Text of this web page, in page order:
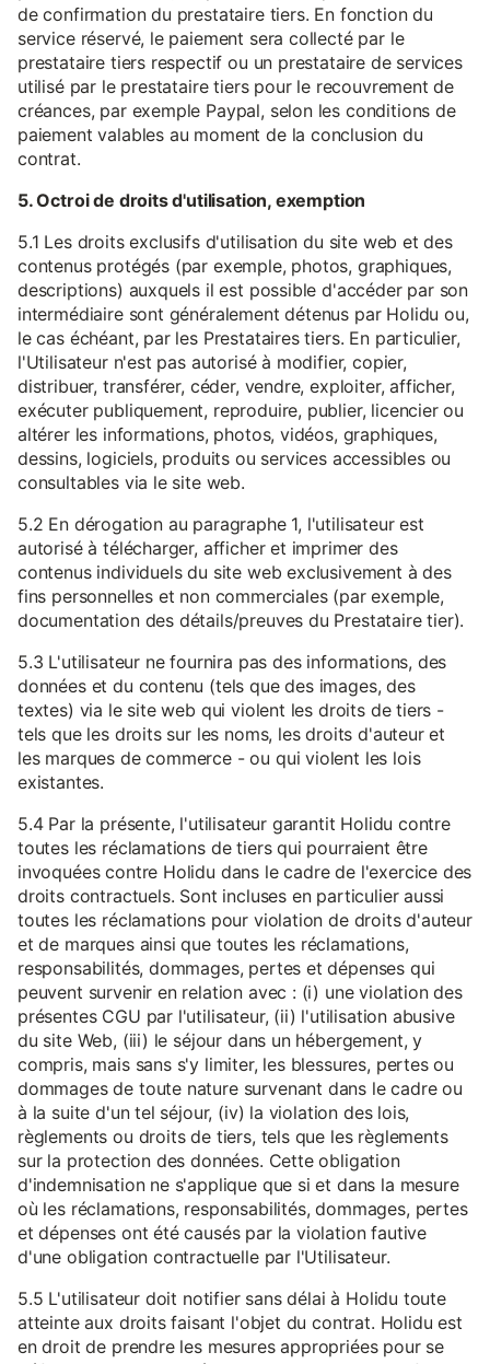
de confirmation du prestataire tiers. En fonction du
service réservé, le paiement sera collecté par le
prestataire tiers respectif ou un prestataire de services
utilisé par le prestataire tiers pour le recouvrement de
créances, par exemple Paypal, selon les conditions de
paiement valables au moment de la conclusion du
contrat.
5. Octroi de droits d'utilisation, exemption
5.1 Les droits exclusifs d'utilisation du site web et des
contenus protégés (par exemple, photos, graphiques,
descriptions) auxquels il est possible d'accéder par son
intermédiaire sont généralement détenus par Holidu ou,
le cas échéant, par les Prestataires tiers. En particulier,
l'Utilisateur n'est pas autorisé à modifier, copier,
distribuer, transférer, céder, vendre, exploiter, afficher,
exécuter publiquement, reproduire, publier, licencier ou
altérer les informations, photos, vidéos, graphiques,
dessins, logiciels, produits ou services accessibles ou
consultables via le site web.
5.2 En dérogation au paragraphe 1, l'utilisateur est
autorisé à télécharger, afficher et imprimer des
contenus individuels du site web exclusivement à des
fins personnelles et non commerciales (par exemple,
documentation des détails/preuves du Prestataire tier).
5.3 L'utilisateur ne fournira pas des informations, des
données et du contenu (tels que des images, des
textes) via le site web qui violent les droits de tiers -
tels que les droits sur les noms, les droits d'auteur et
les marques de commerce - ou qui violent les lois
existantes.
5.4 Par la présente, l'utilisateur garantit Holidu contre
toutes les réclamations de tiers qui pourraient être
invoquées contre Holidu dans le cadre de l'exercice des
droits contractuels. Sont incluses en particulier aussi
toutes les réclamations pour violation de droits d'auteur
et de marques ainsi que toutes les réclamations,
responsabilités, dommages, pertes et dépenses qui
peuvent survenir en relation avec : (i) une violation des
présentes CGU par l'utilisateur, (ii) l'utilisation abusive
du site Web, (iii) le séjour dans un hébergement, y
compris, mais sans s'y limiter, les blessures, pertes ou
dommages de toute nature survenant dans le cadre ou
à la suite d'un tel séjour, (iv) la violation des lois,
règlements ou droits de tiers, tels que les règlements
sur la protection des données. Cette obligation
d'indemnisation ne s'applique que si et dans la mesure
où les réclamations, responsabilités, dommages, pertes
et dépenses ont été causés par la violation fautive
d'une obligation contractuelle par l'Utilisateur.
5.5 L'utilisateur doit notifier sans délai à Holidu toute
atteinte aux droits faisant l'objet du contrat. Holidu est
en droit de prendre les mesures appropriées pour se